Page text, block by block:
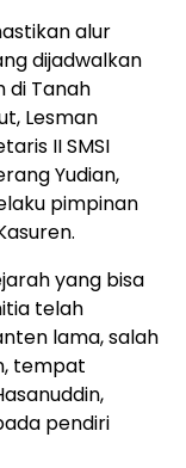
alur
dijadwalkan
di Tanah
Lesman
II SMSI
Yudian,
pimpinan
yang bisa
telah
lama, salah
tempat
pendiri